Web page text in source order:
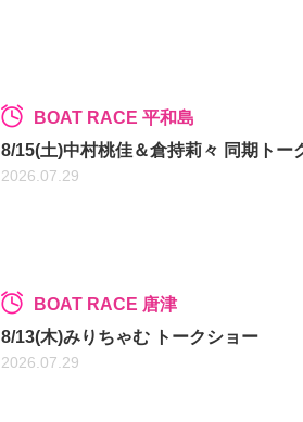
BOAT RACE 平和島
8/15(土)中村桃佳＆倉持莉々 同期トー
2026.07.29
BOAT RACE 唐津
8/13(木)みりちゃむ トークショー
2026.07.29